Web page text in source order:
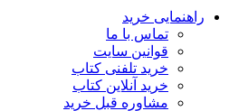
راهنمایی خرید
تماس با ما
قوانین سایت
خرید تلفنی کتاب
خرید آنلاین کتاب
مشاوره قبل خرید